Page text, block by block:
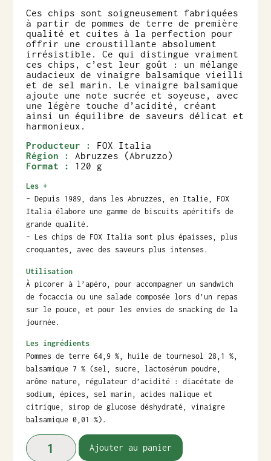
Ces chips sont soigneusement fabriquées
à partir de pommes de terre de première
qualité et cuites à la perfection pour
offrir une croustillante absolument
irrésistible. Ce qui distingue vraiment
ces chips, c’est leur goût : un mélange
audacieux de vinaigre balsamique vieilli
et de sel marin. Le vinaigre balsamique
ajoute une note sucrée et soyeuse, avec
une légère touche d’acidité, créant
ainsi un équilibre de saveurs délicat et
harmonieux.
Producteur :
FOX Italia
Région :
Abruzzes (Abruzzo)
Format :
120 g
Les +
– Depuis 1989, dans les Abruzzes, en Italie, FOX
Italia élabore une gamme de biscuits apéritifs de
grande qualité.
– Les chips de FOX Italia sont plus épaisses, plus
croquantes, avec des saveurs plus intenses.
Utilisation
À picorer à l’apéro, pour accompagner un sandwich
de focaccia ou une salade composée lors d’un repas
sur le pouce, et pour les envies de snacking de la
journée.
Les ingrédients
Pommes de terre 64,9 %, huile de tournesol 28,1 %,
balsamique 7 % (sel, sucre, lactosérum poudre,
arôme nature, régulateur d’acidité : diacétate de
sodium, épices, sel marin, acides malique et
citrique, sirop de glucose déshydraté, vinaigre
balsamique 0,01 %).
Ajouter au panier